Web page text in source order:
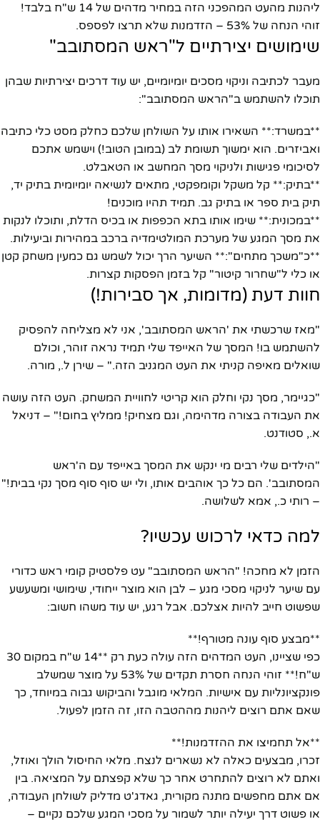
ליהנות מהעט המהפכני הזה במחיר מדהים של 14 ש"ח בלבד!
זוהי הנחה של 53% – הזדמנות שלא תרצו לפספס.
שימושים יצירתיים ל"ראש המסתובב"
מעבר לכתיבה וניקוי מסכים יומיומיים, יש עוד דרכים יצירתיות שבהן
תוכלו להשתמש ב"הראש המסתובב":
**במשרד:** השאירו אותו על השולחן שלכם כחלק מסט כלי כתיבה
ואביזרים. הוא ימשוך תשומת לב (במובן הטוב!) וישמש אתכם
לסיכומי פגישות ולניקוי מסך המחשב או הטאבלט.
**בתיק:** קל משקל וקומפקטי, מתאים לנשיאה יומיומית בתיק יד,
תיק בית ספר או בתיק גב. תמיד תהיו מוכנים!
**במכונית:** שימו אותו בתא הכפפות או בכיס הדלת, ותוכלו לנקות
את מסך המגע של מערכת המולטימדיה ברכב במהירות וביעילות.
**כ"משכך מתחים":** השיער הרך יכול לשמש גם כמעין משחק קטן
או כלי ל"שחרור קיטור" קל בזמן הפסקות קצרות.
חוות דעת (מדומות, אך סבירות!)
"מאז שרכשתי את 'הראש המסתובב', אני לא מצליחה להפסיק
להשתמש בו! המסך של האייפד שלי תמיד נראה זוהר, וכולם
שואלים מאיפה קניתי את העט המגניב הזה." – שירן ל., מורה.
"כגיימר, מסך נקי וחלק הוא קריטי לחוויית המשחק. העט הזה עושה
את העבודה בצורה מדהימה, וגם מצחיק! ממליץ בחום!" – דניאל
א., סטודנט.
"הילדים שלי רבים מי ינקש את המסך באייפד עם ה'ראש
המסתובב'. הם כל כך אוהבים אותו, ולי יש סוף סוף מסך נקי בבית!"
– רותי כ., אמא לשלושה.
למה כדאי לרכוש עכשיו?
הזמן לא מחכה! "הראש המסתובב" עט פלסטיק קומי ראש כדורי
עם שיער לניקוי מסכי מגע – לבן הוא מוצר ייחודי, שימושי ומשעשע
שפשוט חייב להיות אצלכם. אבל רגע, יש עוד משהו חשוב:
**מבצע סוף עונה מטורף!**
כפי שציינו, העט המדהים הזה עולה כעת רק **14 ש"ח במקום 30
ש"ח!** זוהי הנחה חסרת תקדים של 53% על מוצר שמשלב
פונקציונליות עם אישיות. המלאי מוגבל והביקוש גבוה במיוחד, כך
שאם אתם רוצים ליהנות מההטבה הזו, זה הזמן לפעול.
**אל תחמיצו את ההזדמנות!**
זכרו, מבצעים כאלה לא נשארים לנצח. מלאי החיסול הולך ואוזל,
ואתם לא רוצים להתחרט אחר כך שלא קפצתם על המציאה. בין
אם אתם מחפשים מתנה מקורית, גאדג'ט מדליק לשולחן העבודה,
או פשוט דרך יעילה יותר לשמור על מסכי המגע שלכם נקיים –